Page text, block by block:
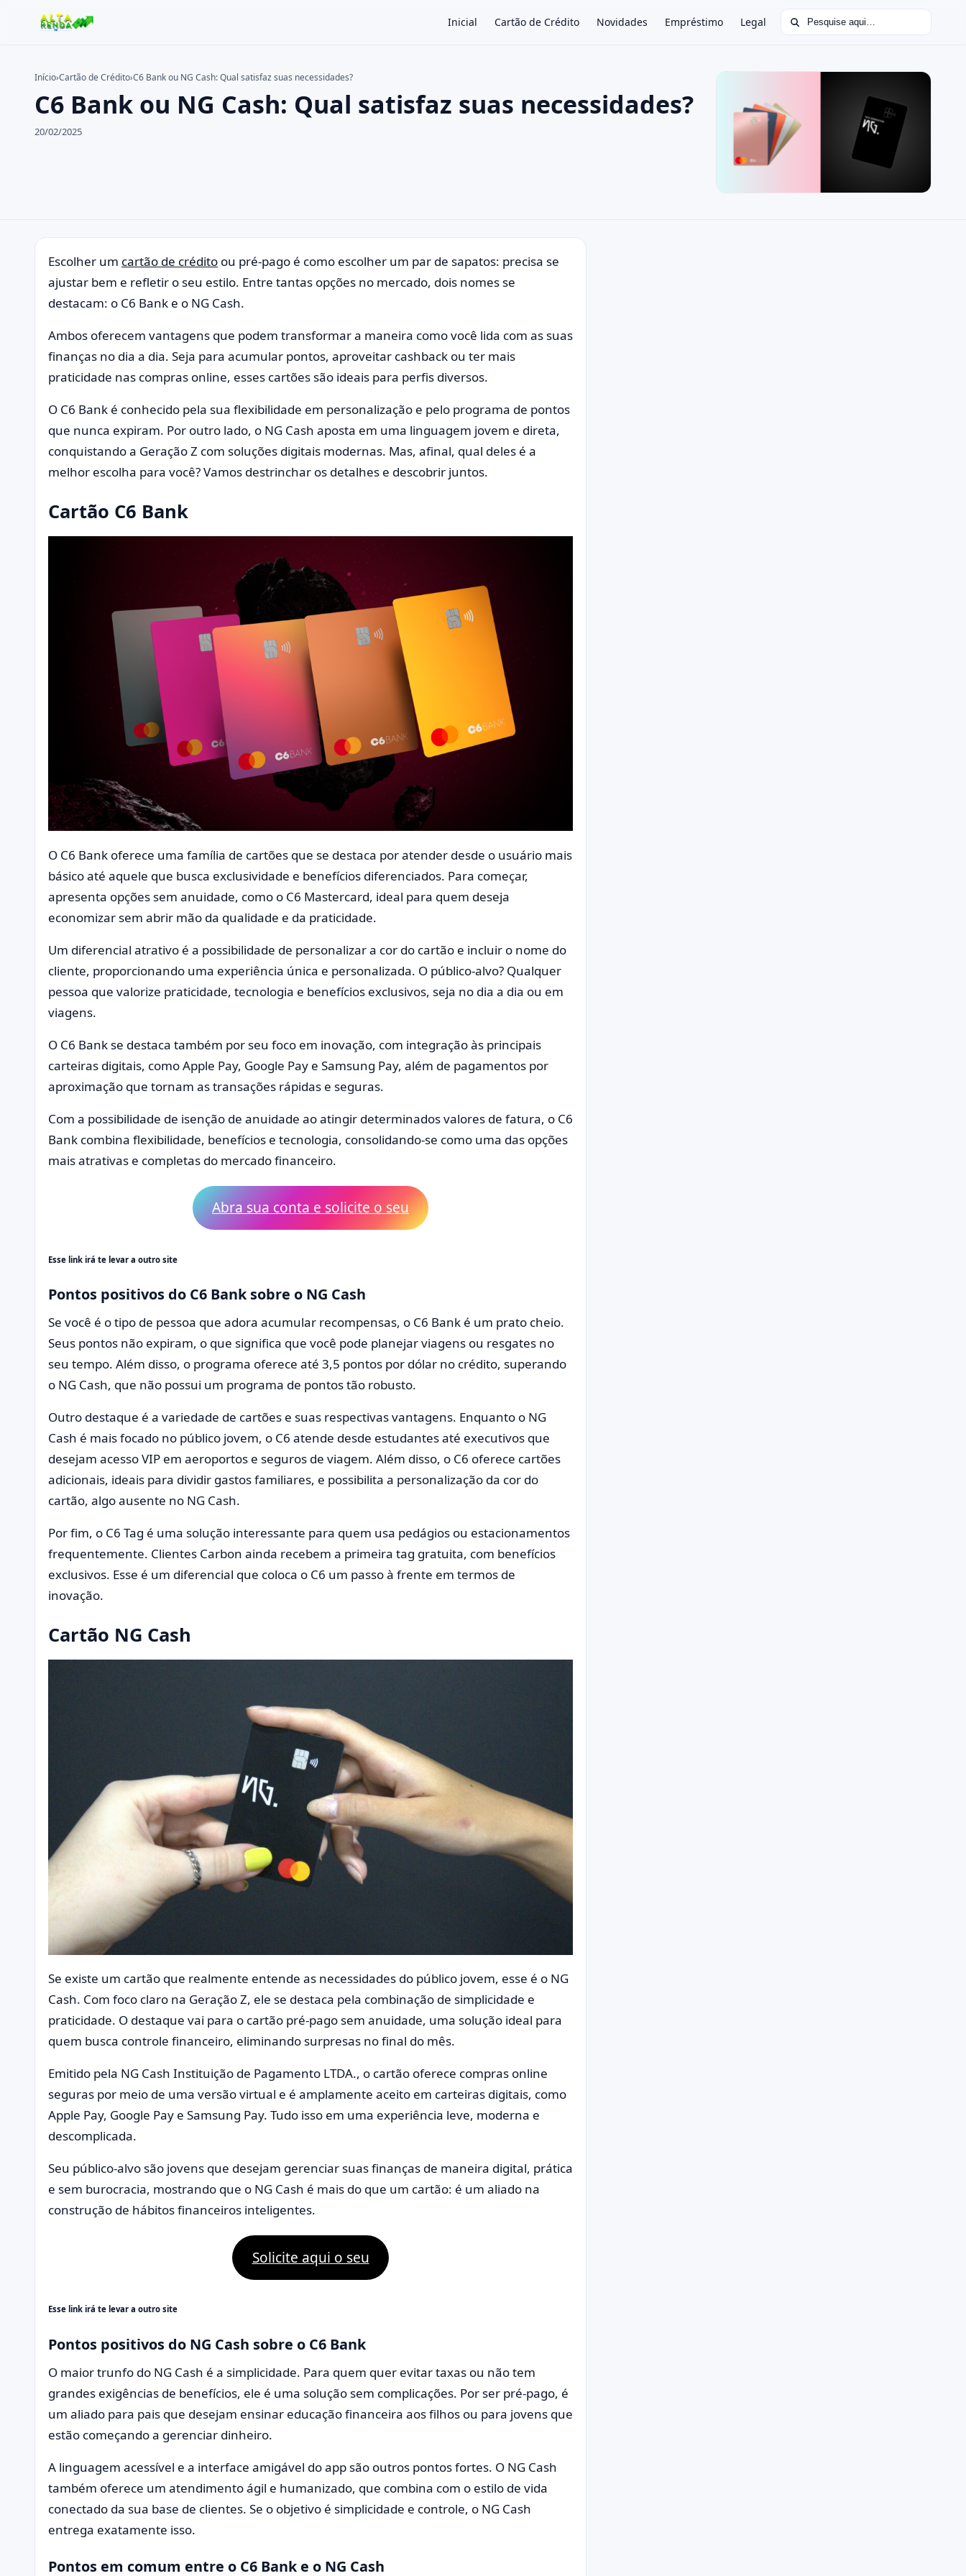
Inicial Cartão de Crédito Novidades Empréstimo Legal Buscar por:
Buscar no site ×
Início›Cartão de Crédito›C6 Bank ou NG Cash: Qual satisfaz suas necessidades?
C6 Bank ou NG Cash: Qual satisfaz suas necessidades?
20/02/2025
Escolher um cartão de crédito ou pré-pago é como escolher um par de sapatos: precisa se
ajustar bem e refletir o seu estilo. Entre tantas opções no mercado, dois nomes se
destacam: o C6 Bank e o NG Cash.
Ambos oferecem vantagens que podem transformar a maneira como você lida com as suas
finanças no dia a dia. Seja para acumular pontos, aproveitar cashback ou ter mais
praticidade nas compras online, esses cartões são ideais para perfis diversos.
O C6 Bank é conhecido pela sua flexibilidade em personalização e pelo programa de pontos
que nunca expiram. Por outro lado, o NG Cash aposta em uma linguagem jovem e direta,
conquistando a Geração Z com soluções digitais modernas. Mas, afinal, qual deles é a
melhor escolha para você? Vamos destrinchar os detalhes e descobrir juntos.
Cartão C6 Bank
O C6 Bank oferece uma família de cartões que se destaca por atender desde o usuário mais
básico até aquele que busca exclusividade e benefícios diferenciados. Para começar,
apresenta opções sem anuidade, como o C6 Mastercard, ideal para quem deseja
economizar sem abrir mão da qualidade e da praticidade.
Um diferencial atrativo é a possibilidade de personalizar a cor do cartão e incluir o nome do
cliente, proporcionando uma experiência única e personalizada. O público-alvo? Qualquer
pessoa que valorize praticidade, tecnologia e benefícios exclusivos, seja no dia a dia ou em
viagens.
O C6 Bank se destaca também por seu foco em inovação, com integração às principais
carteiras digitais, como Apple Pay, Google Pay e Samsung Pay, além de pagamentos por
aproximação que tornam as transações rápidas e seguras.
Com a possibilidade de isenção de anuidade ao atingir determinados valores de fatura, o C6
Bank combina flexibilidade, benefícios e tecnologia, consolidando-se como uma das opções
mais atrativas e completas do mercado financeiro.
Abra sua conta e solicite o seu
Esse link irá te levar a outro site
Pontos positivos do C6 Bank sobre o NG Cash
Se você é o tipo de pessoa que adora acumular recompensas, o C6 Bank é um prato cheio.
Seus pontos não expiram, o que significa que você pode planejar viagens ou resgates no
seu tempo. Além disso, o programa oferece até 3,5 pontos por dólar no crédito, superando
o NG Cash, que não possui um programa de pontos tão robusto.
Outro destaque é a variedade de cartões e suas respectivas vantagens. Enquanto o NG
Cash é mais focado no público jovem, o C6 atende desde estudantes até executivos que
desejam acesso VIP em aeroportos e seguros de viagem. Além disso, o C6 oferece cartões
adicionais, ideais para dividir gastos familiares, e possibilita a personalização da cor do
cartão, algo ausente no NG Cash.
Por fim, o C6 Tag é uma solução interessante para quem usa pedágios ou estacionamentos
frequentemente. Clientes Carbon ainda recebem a primeira tag gratuita, com benefícios
exclusivos. Esse é um diferencial que coloca o C6 um passo à frente em termos de
inovação.
Cartão NG Cash
Se existe um cartão que realmente entende as necessidades do público jovem, esse é o NG
Cash. Com foco claro na Geração Z, ele se destaca pela combinação de simplicidade e
praticidade. O destaque vai para o cartão pré-pago sem anuidade, uma solução ideal para
quem busca controle financeiro, eliminando surpresas no final do mês.
Emitido pela NG Cash Instituição de Pagamento LTDA., o cartão oferece compras online
seguras por meio de uma versão virtual e é amplamente aceito em carteiras digitais, como
Apple Pay, Google Pay e Samsung Pay. Tudo isso em uma experiência leve, moderna e
descomplicada.
Seu público-alvo são jovens que desejam gerenciar suas finanças de maneira digital, prática
e sem burocracia, mostrando que o NG Cash é mais do que um cartão: é um aliado na
construção de hábitos financeiros inteligentes.
Solicite aqui o seu
Esse link irá te levar a outro site
Pontos positivos do NG Cash sobre o C6 Bank
O maior trunfo do NG Cash é a simplicidade. Para quem quer evitar taxas ou não tem
grandes exigências de benefícios, ele é uma solução sem complicações. Por ser pré-pago, é
um aliado para pais que desejam ensinar educação financeira aos filhos ou para jovens que
estão começando a gerenciar dinheiro.
A linguagem acessível e a interface amigável do app são outros pontos fortes. O NG Cash
também oferece um atendimento ágil e humanizado, que combina com o estilo de vida
conectado da sua base de clientes. Se o objetivo é simplicidade e controle, o NG Cash
entrega exatamente isso.
Pontos em comum entre o C6 Bank e o NG Cash